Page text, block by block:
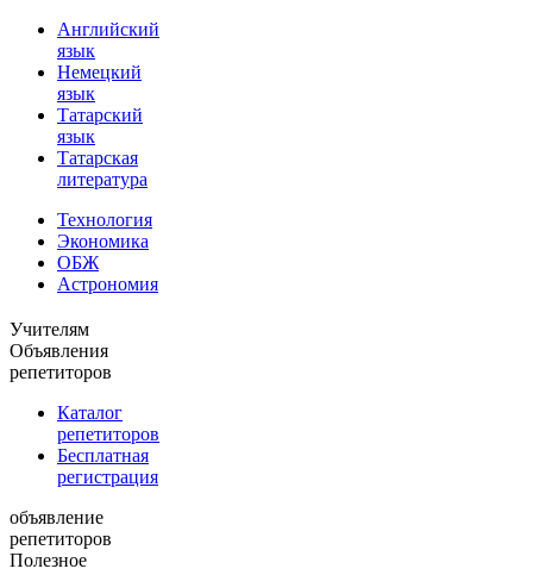
Английский
язык
Немецкий
язык
Татарский
язык
Татарская
литература
Технология
Экономика
ОБЖ
Астрономия
Учителям
Объявления
репетиторов
Каталог
репетиторов
Бесплатная
регистрация
объявление
репетиторов
Полезное